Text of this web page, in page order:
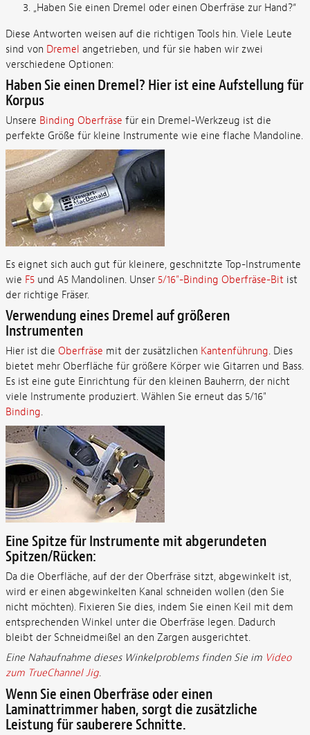
„Haben Sie einen Dremel oder einen Oberfräse zur Hand?“
Diese Antworten weisen auf die richtigen Tools hin. Viele Leute
sind von Dremel angetrieben, und für sie haben wir zwei
verschiedene Optionen:
Haben Sie einen Dremel? Hier ist eine Aufstellung für
Korpus
Unsere Binding Oberfräse für ein Dremel-Werkzeug ist die
perfekte Größe für kleine Instrumente wie eine flache Mandoline.
Es eignet sich auch gut für kleinere, geschnitzte Top-Instrumente
wie F5und A5 Mandolinen. Unser 5/16"-Binding Oberfräse-Bit ist
der richtige Fräser.
Verwendung eines Dremel auf größeren
Instrumenten
Hier ist die Oberfräse mit der zusätzlichen Kantenführung. Dies
bietet mehr Oberfläche für größere Körper wie Gitarren und Bass.
Es ist eine gute Einrichtung für den kleinen Bauherrn, der nicht
viele Instrumente produziert. Wählen Sie erneut das 5/16"
Binding.
Eine Spitze für Instrumente mit abgerundeten
Spitzen/Rücken:
Da die Oberfläche, auf der der Oberfräse sitzt, abgewinkelt ist,
wird er einen abgewinkelten Kanal schneiden wollen (den Sie
nicht möchten). Fixieren Sie dies, indem Sie einen Keil mit dem
entsprechenden Winkel unter die Oberfräse legen. Dadurch
bleibt der Schneidmeißel an den Zargen ausgerichtet.
Eine Nahaufnahme dieses Winkelproblems finden Sie im Video
zum TrueChannel Jig.
Wenn Sie einen Oberfräse oder einen
Laminattrimmer haben, sorgt die zusätzliche
Leistung für sauberere Schnitte.